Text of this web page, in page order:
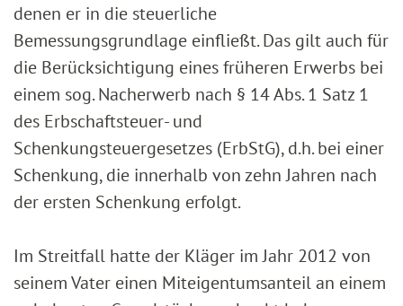
denen er in die steuerliche
Bemessungsgrundlage einfließt. Das gilt auch für
die Berücksichtigung eines früheren Erwerbs bei
einem sog. Nacherwerb nach § 14 Abs. 1 Satz 1
des Erbschaftsteuer- und
Schenkungsteuergesetzes (ErbStG), d.h. bei einer
Schenkung, die innerhalb von zehn Jahren nach
der ersten Schenkung erfolgt.
Im Streitfall hatte der Kläger im Jahr 2012 von
seinem Vater einen Miteigentumsanteil an einem